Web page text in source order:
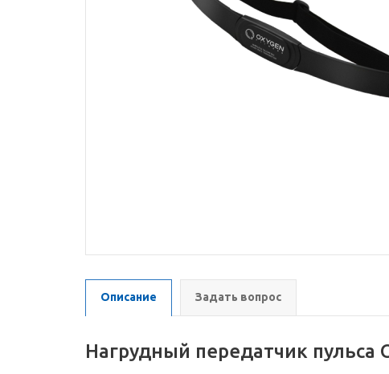
Описание Задать вопрос
Нагрудный передатчик пульса